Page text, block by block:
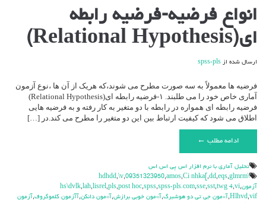
انواع
فرضیه-
فرضیه
رابطه
Hypothesis)
انواع فرضیه-فرضیه رابطه
ای(Relational Hypothesis)
ارسال شده از spss-pls
فرضیه ها معمولاً به سه صورت مطرح می شوند،که هریک از آن ها ،نوع آزمون
آماری خاص خود را می طلبند. ۱-فرضیه رابطه ای(Relational Hypothesis)
فرضیه رابطه ای همواره در رابطه با دو متغیر به کار رفته و به فرضیه هایی
اطلاق می شود که کیفیت ارتباط بین این دو متغیر را مطرح می کند.در […]
ادامه مطلب ←
تحليل آماري با نرم افزار اس پي اس اس
\hdhdd
,\v,09351323950,amos,Ci nhka[ ,dd,eqs,glmrm
آزمون,
hs\dvlk,lah,lisrel,pls,post hoc,spss,spss-pls.com,sse,sst,twg 4,vi
Hlhvd,vif
,آ»مون جي تي دو هوشبرگ,آ»مون خوبي برازش,آ»مون دانكن,آآزمون كلموگروف,آزمون